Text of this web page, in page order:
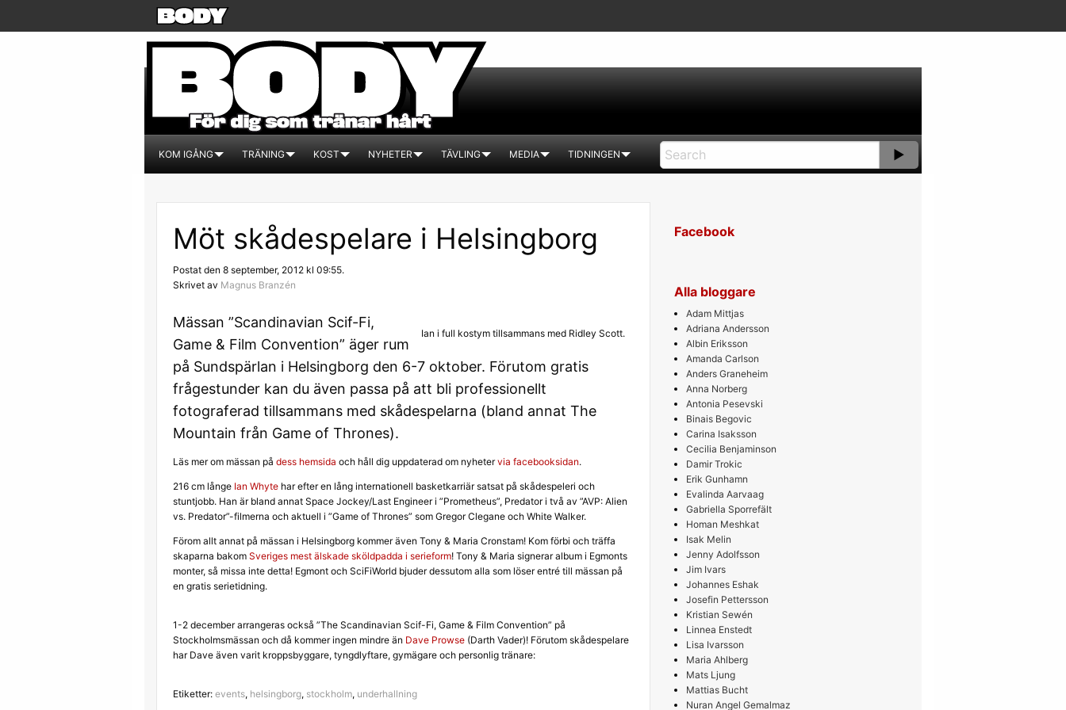
KOM IGÅNG TRÄNING KOST NYHETER TÄVLING MEDIA TIDNINGEN
Möt skådespelare i Helsingborg
Postat den 8 september, 2012 kl 09:55.
Skrivet av Magnus Branzén
Ian i full kostym tillsammans med Ridley Scott.
Mässan ”Scandinavian Scif-Fi,
Game & Film Convention” äger rum
på Sundspärlan i Helsingborg den 6-7 oktober. Förutom gratis
frågestunder kan du även passa på att bli professionellt
fotograferad tillsammans med skådespelarna (bland annat The
Mountain från Game of Thrones).
Läs mer om mässan på dess hemsida och håll dig uppdaterad om nyhetervia facebooksidan.
216 cm långe Ian Whyte har efter en lång internationell basketkarriär satsat på skådespeleri och
stuntjobb. Han är bland annat Space Jockey/Last Engineeri ”Prometheus”, Predator i två av ”AVP: Alien
vs. Predator”-filmerna och aktuell i ”Game of Thrones” som Gregor Clegane och White Walker.
Förom allt annat på mässan i Helsingborg kommer även Tony & Maria Cronstam! Kom förbi och träffa
skaparna bakom Sveriges mest älskade sköldpadda i serieform! Tony & Maria signerar album i Egmonts
monter, så missa inte detta! Egmont och SciFiWorld bjuder dessutom alla som löser entré till mässan på
en gratis serietidning.
1-2 december arrangeras också ”The Scandinavian Scif-Fi, Game & Film Convention” på
Stockholmsmässan och då kommer ingen mindre än Dave Prowse (Darth Vader)! Förutom skådespelare
har Dave även varit kroppsbyggare, tyngdlyftare, gymägare och personlig tränare:
Etiketter: events, helsingborg, stockholm, underhallning
Facebook
Alla bloggare
Adam Mittjas
Adriana Andersson
Albin Eriksson
Amanda Carlson
Anders Graneheim
Anna Norberg
Antonia Pesevski
Binais Begovic
Carina Isaksson
Cecilia Benjaminson
Damir Trokic
Erik Gunhamn
Evalinda Aarvaag
Gabriella Sporrefält
Homan Meshkat
Isak Melin
Jenny Adolfsson
Jim Ivars
Johannes Eshak
Josefin Pettersson
Kristian Sewén
Linnea Enstedt
Lisa Ivarsson
Maria Ahlberg
Mats Ljung
Mattias Bucht
Nuran Angel Gemalmaz